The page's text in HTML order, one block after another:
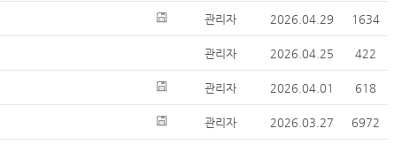
관리자 2026.04.29 1634
관리자 2026.04.25 422
관리자 2026.04.01 618
관리자 2026.03.27 6972